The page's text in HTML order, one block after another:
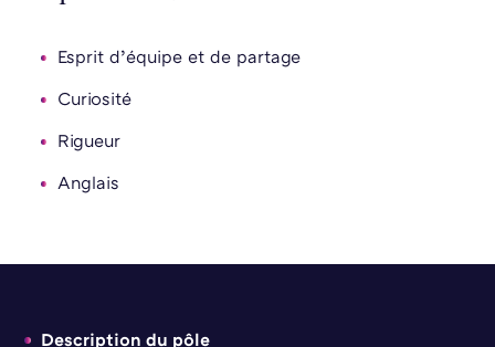
Esprit d’équipe et de partage
Curiosité
Rigueur
Anglais
Description du pôle